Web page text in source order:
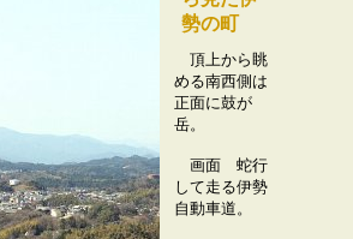
勢の町
頂上から眺
める南西側は
正面に鼓が
岳。
画面 蛇行
して走る伊勢
自動車道。